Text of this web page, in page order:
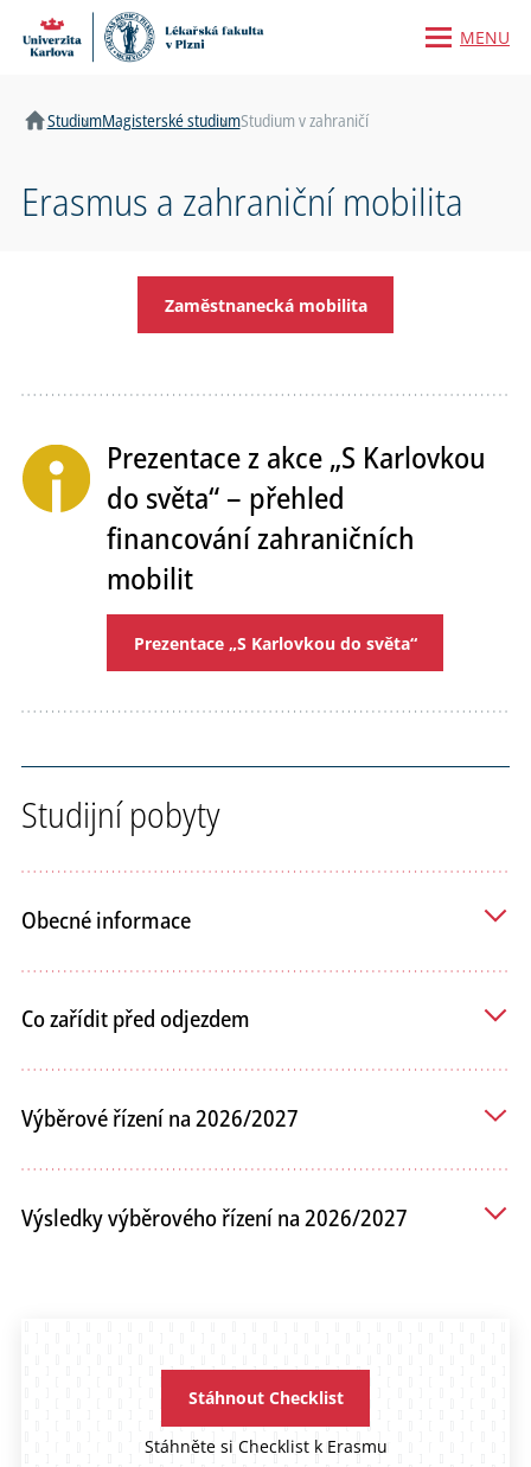
MENU
Domů
StudiumMagisterské studiumStudium v zahraničí
Erasmus a zahraniční mobilita
Zaměstnanecká mobilita
Prezentace z akce „S Karlovkou
do světa“ – přehled
financování zahraničních
mobilit
Prezentace „S Karlovkou do světa“
Studijní pobyty
Obecné informace
Co zařídit před odjezdem
Výběrové řízení na 2026/2027
Výsledky výběrového řízení na 2026/2027
Stáhnout Checklist
Stáhněte si Checklist k Erasmu